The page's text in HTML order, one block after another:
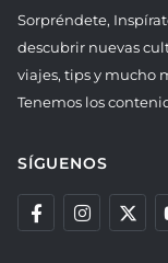
Sorpréndete,
descubrir nuevas
viajes, tips y mucho
Tenemos los
SÍGUENOS